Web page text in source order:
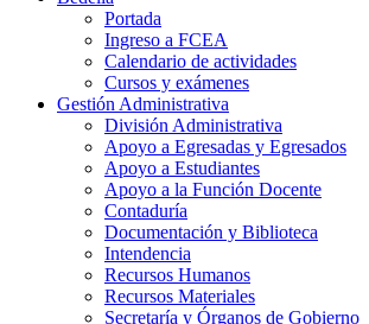
Portada
Ingreso a FCEA
Calendario de actividades
Cursos y exámenes
Gestión Administrativa
División Administrativa
Apoyo a Egresadas y Egresados
Apoyo a Estudiantes
Apoyo a la Función Docente
Contaduría
Documentación y Biblioteca
Intendencia
Recursos Humanos
Recursos Materiales
Secretaría y Órganos de Gobierno